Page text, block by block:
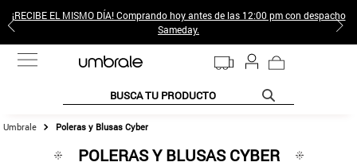
¡RECIBE EL MISMO DÍA! Comprando hoy antes de las 12:00 pm con despacho
Sameday.
BUSCA TU PRODUCTO
Poleras y Blusas Cyber
POLERAS Y BLUSAS CYBER
TÉRMINOS MÁS BUSCADOS
jeans pantalones